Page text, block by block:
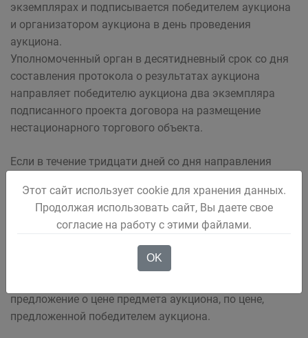
экземплярах и подписывается победителем аукциона
и организатором аукциона в день проведения
аукциона.
Уполномоченный орган в десятидневный срок со дня
составления протокола о результатах аукциона
направляет победителю аукциона два экземпляра
подписанного проекта договора на размещение
нестационарного торгового объекта.
Если в течение тридцати дней со дня направления
единственному участнику проекта договора, ими не
произведена оплата права на заключение договора и
(или) подписанный проект договора не представлен в
уполномоченный орган, организатор аукциона
предлагает заключить договор иному участнику
предложение о цене предмета аукциона, по цене,
предложенной победителем аукциона.
Этот сайт использует cookie для хранения данных.
Продолжая использовать сайт, Вы даете свое
согласие на работу с этими файлами.
OK